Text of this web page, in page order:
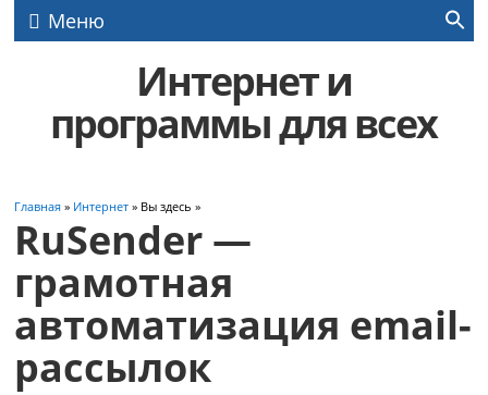
Меню
Интернет и
программы для всех
Главная » Интернет » Вы здесь »
RuSender —
грамотная
автоматизация email-
рассылок